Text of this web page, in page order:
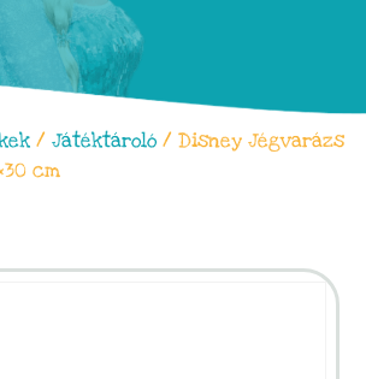
/ Játéktároló/ Disney Jégvarázs
cm